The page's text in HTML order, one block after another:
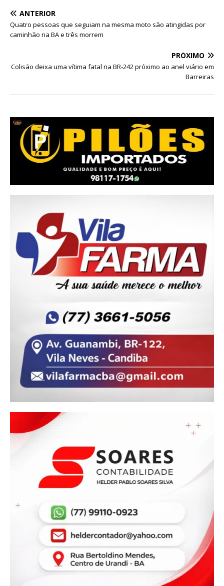
ANTERIOR
Quatro pessoas que seguiam na mesma moto são atingidas por
caminhão na BA e três morrem
PRÓXIMO
Colisão deixa uma vítima fatal na BR-242 próximo ao anel viário em
Barreiras